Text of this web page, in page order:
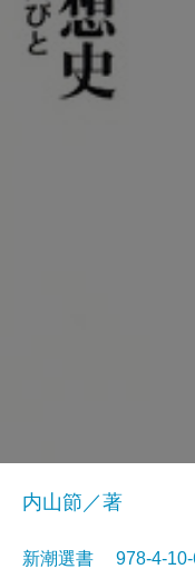
内山節／著
新潮選書 978-4-